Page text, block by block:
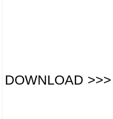
DOWNLOAD >>>